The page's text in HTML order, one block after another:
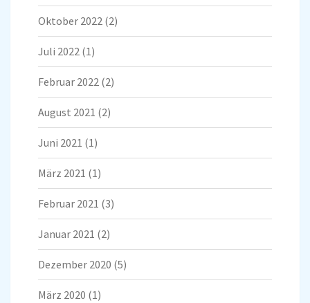
Oktober 2022 (2)
Juli 2022 (1)
Februar 2022 (2)
August 2021 (2)
Juni 2021 (1)
März 2021 (1)
Februar 2021 (3)
Januar 2021 (2)
Dezember 2020 (5)
März 2020 (1)